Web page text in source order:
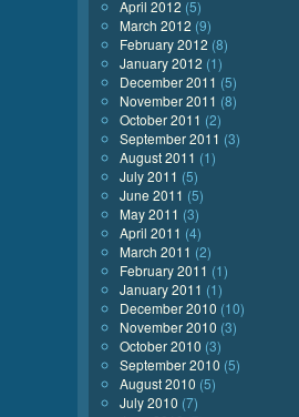
April 2012 (5)
March 2012 (9)
February 2012 (8)
January 2012 (1)
December 2011 (5)
November 2011 (8)
October 2011 (2)
September 2011 (3)
August 2011 (1)
July 2011 (5)
June 2011 (5)
May 2011 (3)
April 2011 (4)
March 2011 (2)
February 2011 (1)
January 2011 (1)
December 2010 (10)
November 2010 (3)
October 2010 (3)
September 2010 (5)
August 2010 (5)
July 2010 (7)